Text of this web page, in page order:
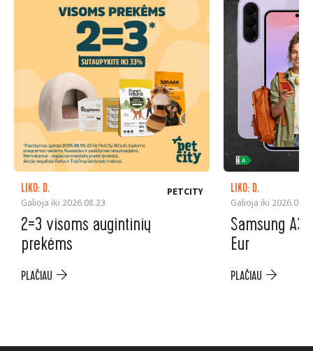
LIKO: D.
Galioja iki 2026.08.23
PETCITY
2=3 visoms augintinių
prekėms
PLAČIAU
LIKO: D.
Galioja iki
Samsung
Eur
PLAČIAU